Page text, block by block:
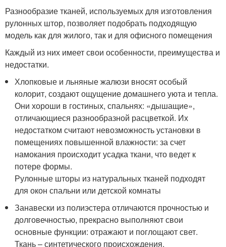
Разнообразие тканей, используемых для изготовления
рулонных штор, позволяет подобрать подходящую
модель как для жилого, так и для офисного помещения
Каждый из них имеет свои особенности, преимущества и
недостатки.
Хлопковые и льняные жалюзи вносят особый
колорит, создают ощущение домашнего уюта и тепла.
Они хороши в гостиных, спальнях: «дышащие»,
отличающиеся разнообразной расцветкой. Их
недостатком считают невозможность установки в
помещениях повышенной влажности: за счет
намокания происходит усадка ткани, что ведет к
потере формы.
Рулонные шторы из натуральных тканей подходят
для окон спальни или детской комнаты
Занавески из полиэстера отличаются прочностью и
долговечностью, прекрасно выполняют свои
основные функции: отражают и поглощают свет.
Ткань – синтетического происхождения,